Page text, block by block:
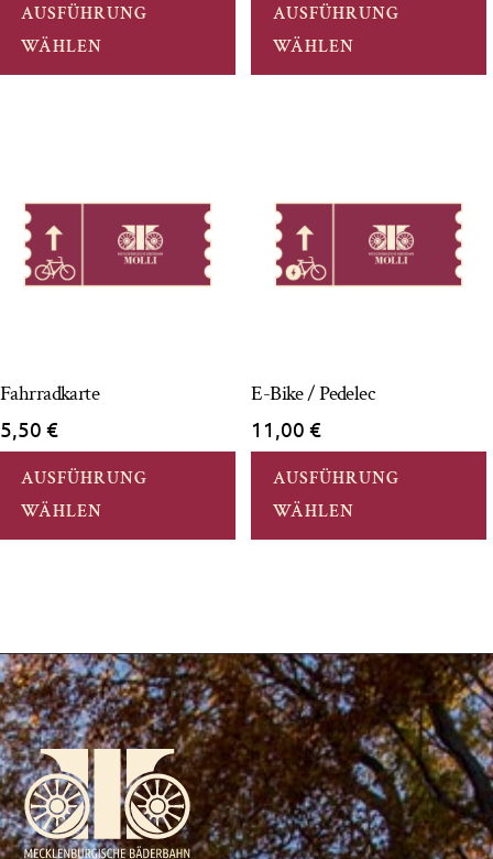
AUSFÜHRUNG
WÄHLEN
AUSFÜHRUNG
WÄHLEN
Fahrradkarte
5,50 €
AUSFÜHRUNG
WÄHLEN
E-Bike / Pedelec
11,00€
AUSFÜHRUNG
WÄHLEN